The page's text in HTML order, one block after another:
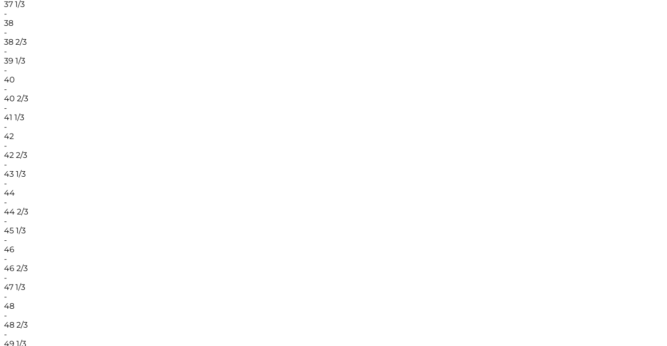
37 1/3
-
38
-
38 2/3
-
39 1/3
-
40
-
40 2/3
-
41 1/3
-
42
-
42 2/3
-
43 1/3
-
44
-
44 2/3
-
45 1/3
-
46
-
46 2/3
-
47 1/3
-
48
-
48 2/3
-
49 1/3